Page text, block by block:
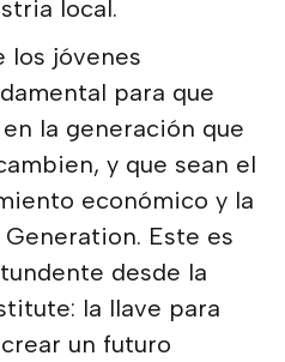
local.
los jóvenes
para que
la generación que
y que sean el
económico y la
Este es
desde la
la llave para
un futuro